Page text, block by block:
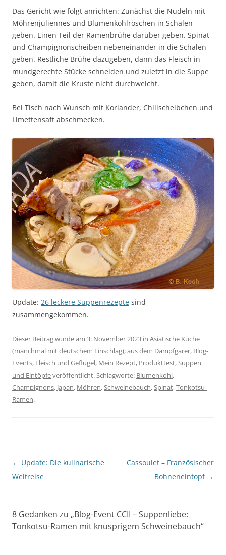
Das Gericht wie folgt anrichten: Zunächst die Nudeln mit
Möhrenjuliennes und Blumenkohlröschen in Schalen
geben. Einen Teil der Ramenbrühe darüber geben. Spinat
und Champignonscheiben nebeneinander in die Schalen
geben. Restliche Brühe dazugeben, dann das Fleisch in
mundgerechte Stücke schneiden und zuletzt in die Suppe
geben, damit die Kruste nicht durchweicht.
Bei Tisch nach Wunsch mit Koriander, Chilischeibchen und
Limettensaft abschmecken.
Update: 26 leckere Suppenrezepte sind
zusammengekommen.
Dieser Beitrag wurde am 3. November 2023 in Asiatische Küche
(manchmal mit deutschem Einschlag),aus dem Dampfgarer, Blog-
Events, Fleisch und Geflügel, Mein Rezept, Produkttest,Suppen
und Eintöpfeveröffentlicht. Schlagworte: Blumenkohl,
Champignons, Japan, Möhren,Schweinebauch,Spinat,Tonkotsu-
Ramen.
Beitragsnavigation
← Update: Die kulinarische
Weltreise
Cassoulet – Französischer
Bohneneintopf →
8 Gedanken zu „Blog-Event CCII – Suppenliebe:
Tonkotsu-Ramen mit knusprigem Schweinebauch“